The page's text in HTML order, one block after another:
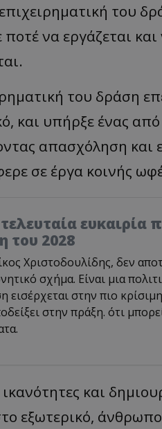
του
να εργάζεται
του δράση
και υπήρξε ένας
απασχόληση και
σε έργα κοινής
ευκαιρία
του 2028
Χριστοδουλίδης, δεν
σχήμα. Είναι μια
στην πιο
στην πράξη. ότι
και
εξωτερικό,